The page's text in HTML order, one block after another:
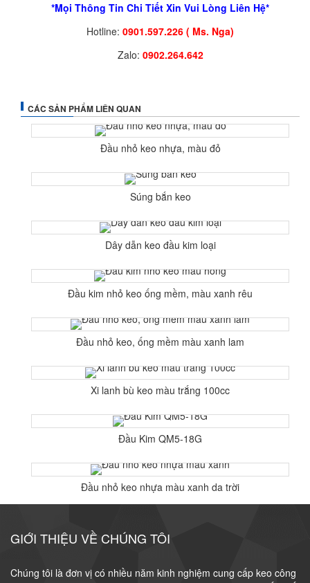
*Mọi Thông Tin Chi Tiết Xin Vui Lòng Liên Hệ*
Hotline: 0901.597.226 ( Ms. Nga)
Zalo: 0902.264.642
CÁC SẢN PHẨM LIÊN QUAN
Đầu nhỏ keo nhựa, màu đỏ
Súng bắn keo
Dây dẫn keo đầu kim loại
Đầu kim nhỏ keo ống mềm, màu xanh rêu
Đầu nhỏ keo, ống mềm màu xanh lam
Xi lanh bù keo màu trắng 100cc
Đầu Kim QM5-18G
Đầu nhỏ keo nhựa màu xanh da trời
GIỚI THIỆU VỀ CHÚNG TÔI
Chúng tôi là đơn vị có nhiều năm kinh nghiệm cung cấp keo công